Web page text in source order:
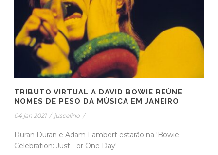
TRIBUTO VIRTUAL A DAVID BOWIE REÚNE
NOMES DE PESO DA MÚSICA EM JANEIRO
04 jan 2021 / juscelino /
Duran Duran e Adam Lambert estarão na 'Bowie
Celebration: Just For One Day'